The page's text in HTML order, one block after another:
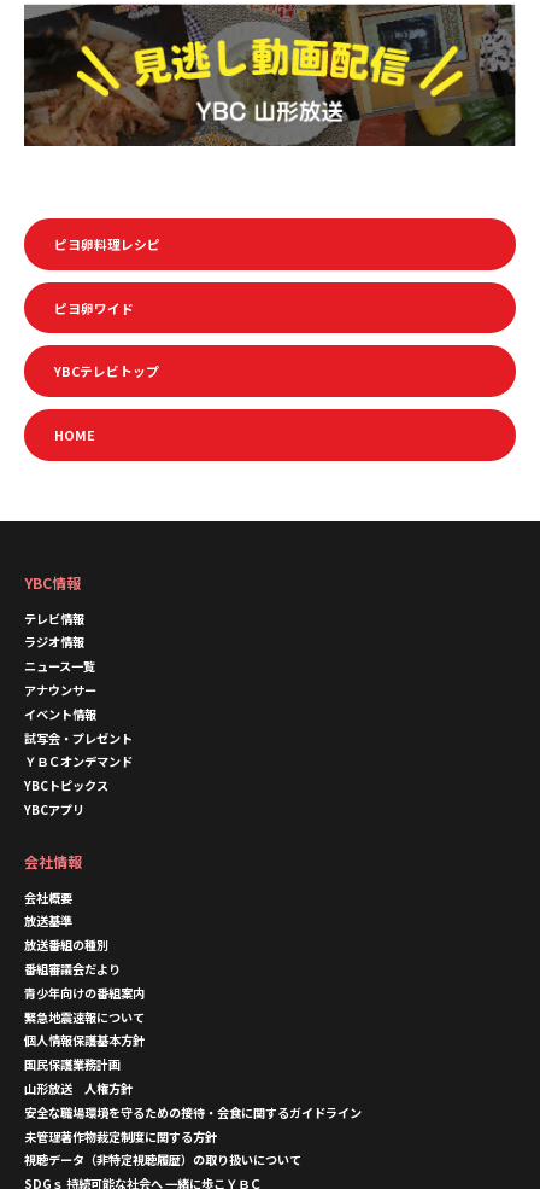
ピヨ卵料理レシピ
ピヨ卵ワイド
YBCテレビトップ
HOME
YBC情報
テレビ情報
ラジオ情報
ニュース一覧
アナウンサー
イベント情報
試写会・プレゼント
ＹＢＣオンデマンド
YBCトピックス
YBCアプリ
会社情報
会社概要
放送基準
放送番組の種別
番組審議会だより
青少年向けの番組案内
緊急地震速報について
個人情報保護基本方針
国民保護業務計画
山形放送 人権方針
安全な職場環境を守るための接待・会食に関するガイドライン
未管理著作物裁定制度に関する方針
視聴データ（非特定視聴履歴）の取り扱いについて
SDGｓ 持続可能な社会へ 一緒に歩こＹＢＣ